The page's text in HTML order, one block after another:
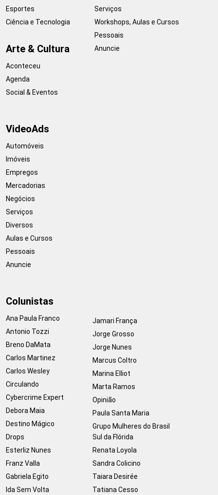
Esportes
Ciência e Tecnologia
Arte & Cultura
Aconteceu
Agenda
Social & Eventos
Serviços
Workshops, Aulas e Cursos
Pessoais
Anuncie
VideoAds
Automóveis
Imóveis
Empregos
Mercadorias
Negócios
Serviços
Diversos
Aulas e Cursos
Pessoais
Anuncie
Colunistas
Ana Paula Franco
Antonio Tozzi
Breno DaMata
Carlos Martinez
Carlos Wesley
Circulando
Cybercrime Expert
Debora Maia
Destino Mágico
Drops
Esterliz Nunes
Franz Valla
Gabriela Egito
Ida Sem Volta
Jamari França
Jorge Grosso
Jorge Nunes
Marcus Coltro
Marina Elliot
Marta Ramos
Opinião
Paula Santa Maria
Grupo Mulheres do Brasil
Sul da Flórida
Renata Loyola
Sandra Colicino
Taiara Desirée
Tatiana Cesso